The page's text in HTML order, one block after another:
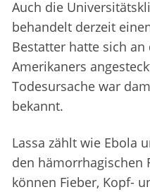
Auch die
behandelt derzeit
Bestatter hatte sich an
Amerikaners
Todesursache war
bekannt.
Lassa zählt wie Ebola
den hämorrhagischen
können Fieber, Kopf-